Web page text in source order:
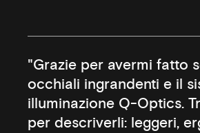
"Grazie per avermi fatto
occhiali ingrandenti e il
illuminazione Q-Optics.
per descriverli: leggeri,